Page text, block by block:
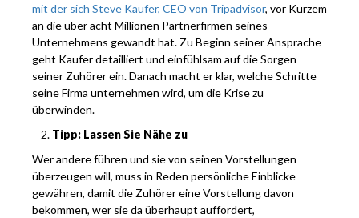
mit der sich Steve Kaufer, CEO von Tripadvisor, vor Kurzem
an die über acht Millionen Partnerfirmen seines
Unternehmens gewandt hat. Zu Beginn seiner Ansprache
geht Kaufer detailliert und einfühlsam auf die Sorgen
seiner Zuhörer ein. Danach macht er klar, welche Schritte
seine Firma unternehmen wird, um die Krise zu
überwinden.
Tipp: Lassen Sie Nähe zu
Wer andere führen und sie von seinen Vorstellungen
überzeugen will, muss in Reden persönliche Einblicke
gewähren, damit die Zuhörer eine Vorstellung davon
bekommen, wer sie da überhaupt auffordert,